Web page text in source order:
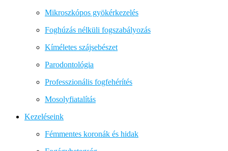
Mikroszkópos gyökérkezelés
Foghúzás nélküli fogszabályozás
Kíméletes szájsebészet
Parodontológia
Professzionális fogfehérítés
Mosolyfiatalítás
Kezeléseink
Fémmentes koronák és hidak